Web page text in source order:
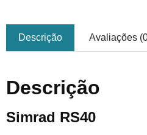
Descrição Avaliações
Descrição
Simrad RS40